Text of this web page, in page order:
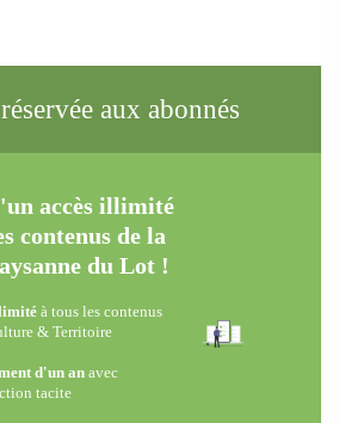
aux abonnés
accès illimité
contenus de la
du Lot !
à tous les contenus
& Territoire
d'un an avec
tacite